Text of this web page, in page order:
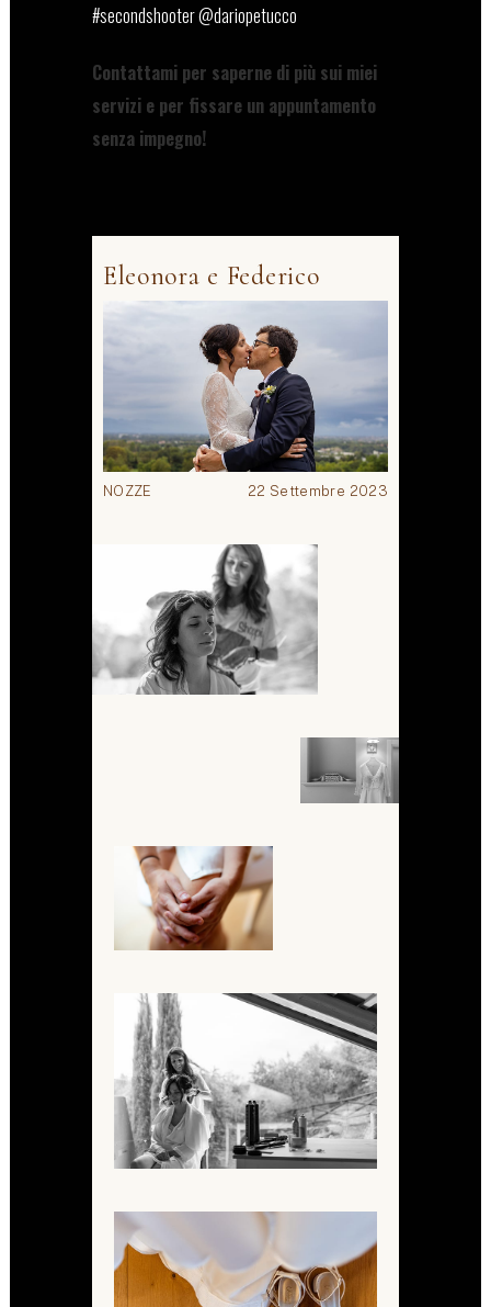
#secondshooter @dariopetucco
Contattami per saperne di più sui miei
servizi e per fissare un appuntamento
senza impegno!